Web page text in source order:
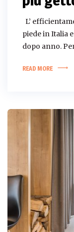
L’
piede in Italia
dopo anno.
READ MORE